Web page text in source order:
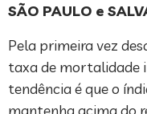
SÃO PAULO e
Pela primeira vez
taxa de mortalidade
tendência é que o
mantenha acima do